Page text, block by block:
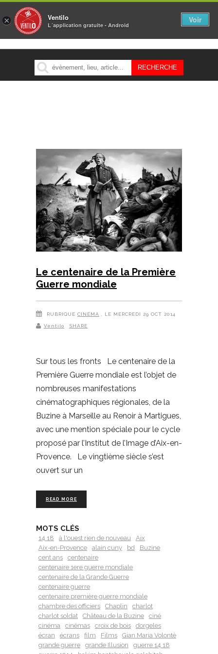
MENU
Le centenaire de la Première
Guerre mondiale
RUBRIQUE CINÉMA , LE MERCREDI 29 OCT 2014
Ventilo SHARE
Sur tous les fronts Le centenaire de la
Première Guerre mondiale est l’objet de
nombreuses manifestations
cinématographiques régionales, de la
Buzine à Marseille au Renoir à Martigues,
avec une mention spéciale pour le cycle
proposé par l’Institut de l’Image d’Aix-en-
Provence. Le vingtième siècle s’est
ouvert sur un
READ MORE
MOTS CLÉS
14 18 à l'ouest rien de nouveau
Aix
Aix-en-Provence
alain cuny bd
Buzine
cent ans
centenaire
centenaire 1ere guerre mondiale
centenaire de la Grande Guerre
centenaire guerre
centenaire première guerre mondiale
chambre des officiers
Chaplin
charlot
charlot soldat
Château de la Buzine
ciné
cinéma
cinémas croix de bois
dorgeles
écran
écrans film Films
Gian Maria Volontè
grande guerre
grande Illusion
guerre 14 18
× Ventilo
L´application gratuite - Android
Voir